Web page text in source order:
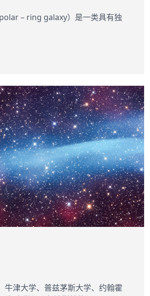
– ring galaxy）是一类具有独
牛津大学、普兹茅斯大学、约翰霍